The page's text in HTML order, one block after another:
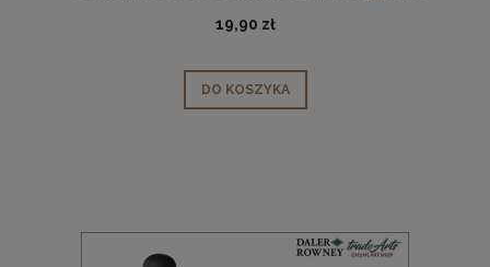
19,90 zł
DO KOSZYKA